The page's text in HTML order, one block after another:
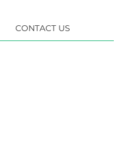
CONTACT US